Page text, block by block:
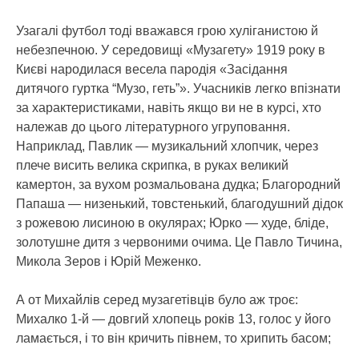
Узагалі футбол тоді вважався грою хуліганистою й
небезпечною. У середовищі «Музагету» 1919 року в
Києві народилася весела пародія «Засідання
дитячого гуртка “Музо, геть”». Учасників легко впізнати
за характеристиками, навіть якщо ви не в курсі, хто
належав до цього літературного угруповання.
Наприклад, Павлик — музикальний хлопчик, через
плече висить велика скрипка, в руках великий
камертон, за вухом розмальована дудка; Благородний
Папаша — низенький, товстенький, благодушний дідок
з рожевою лисиною в окулярах; Юрко — худе, бліде,
золотушне дитя з червоними очима. Це Павло Тичина,
Микола Зеров і Юрій Меженко.
А от Михайлів серед музагетівців було аж троє:
Михалко 1-й — довгий хлопець років 13, голос у його
ламається, і то він кричить півнем, то хрипить басом;